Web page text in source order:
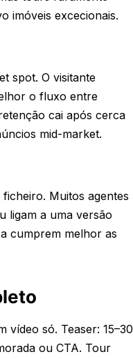
imóveis excecionais.
spot. O visitante
o fluxo entre
cai após cerca
mid-market.
Muitos agentes
ligam a uma versão
cumprem melhor as
vídeo só. Teaser: 15–30
ou CTA. Tour